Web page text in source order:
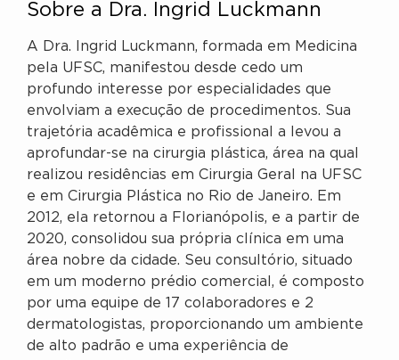
Sobre a Dra. Ingrid Luckmann
A Dra. Ingrid Luckmann, formada em Medicina
pela UFSC, manifestou desde cedo um
profundo interesse por especialidades que
envolviam a execução de procedimentos. Sua
trajetória acadêmica e profissional a levou a
aprofundar-se na cirurgia plástica, área na qual
realizou residências em Cirurgia Geral na UFSC
e em Cirurgia Plástica no Rio de Janeiro. Em
2012, ela retornou a Florianópolis, e a partir de
2020, consolidou sua própria clínica em uma
área nobre da cidade. Seu consultório, situado
em um moderno prédio comercial, é composto
por uma equipe de 17 colaboradores e 2
dermatologistas, proporcionando um ambiente
de alto padrão e uma experiência de